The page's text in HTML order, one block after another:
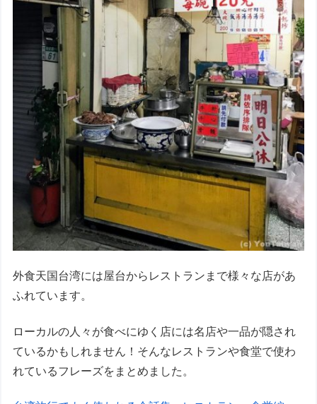
外食天国台湾には屋台からレストランまで様々な店があ
ふれています。
ローカルの人々が食べにゆく店には名店や一品が隠され
ているかもしれません！そんなレストランや食堂で使わ
れているフレーズをまとめました。